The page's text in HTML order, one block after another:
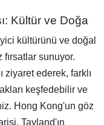
Kültür ve Doğa
kültürünü ve doğal
sunuyor.
ziyaret ederek, farklı
keşfedebilir ve
Hong Kong'un göz
Tayland'ın